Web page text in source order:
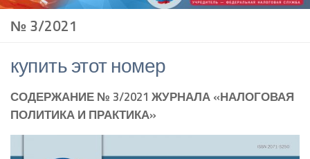
№ 3/2021
купить этот номер
СОДЕРЖАНИЕ № 3/2021 ЖУРНАЛА «НАЛОГОВАЯ
ПОЛИТИКА И ПРАКТИКА»